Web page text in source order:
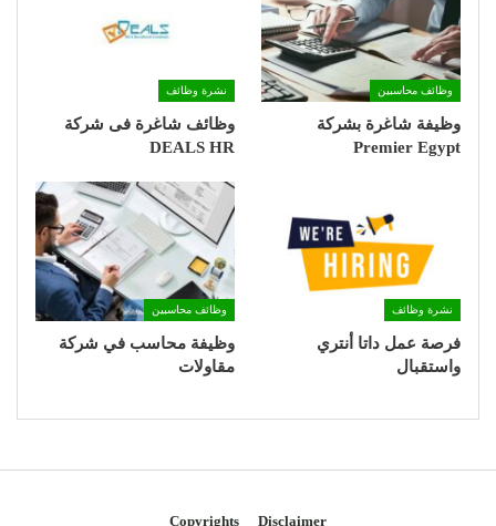
وظائف محاسبين
وظيفة شاغرة بشركة
Premier Egypt
نشرة وظائف
وظائف شاغرة فى شركة
DEALS HR
نشرة وظائف
فرصة عمل داتا أنتري
واستقبال
وظائف محاسبين
وظيفة محاسب في شركة
مقاولات
Disclaimer
Copyrights